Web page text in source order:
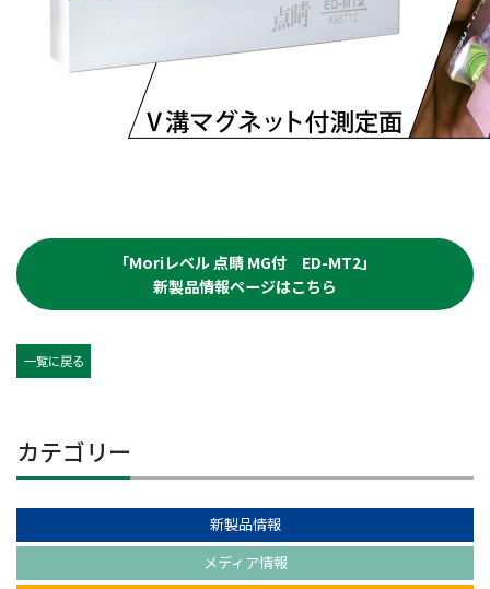
「Moriレベル 点睛 MG付 ED-MT2」
新製品情報ページはこちら
一覧に戻る
カテゴリー
新製品情報
メディア情報